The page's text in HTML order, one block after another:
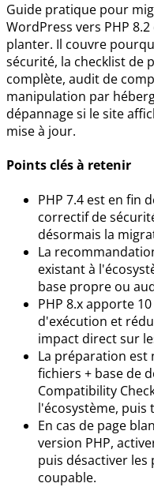
Guide pratique pour
WordPress vers PHP
planter. Il couvre
sécurité, la checklist de
complète, audit de
manipulation par
dépannage si le site
mise à jour.
Points clés à retenir
PHP 7.4 est en fin
correctif de
désormais la
La
existant à
base propre ou
PHP 8.x apporte
d'exécution et
impact direct sur
La préparation est
fichiers + base de
Compatibility
l'écosystème, puis
En cas de page
version PHP,
puis désactiver
coupable.